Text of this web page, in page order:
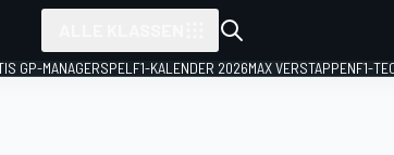
GP-MANAGERSPEL F1-KALENDER 2026MAX VERSTAPPENF1-